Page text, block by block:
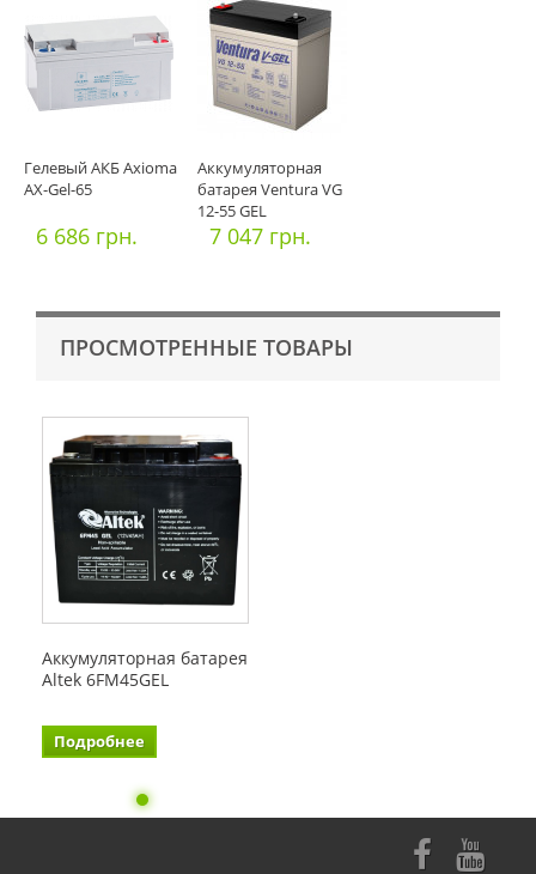
Гелевый АКБ Axioma
AX-Gel-65
6 686 грн.
Аккумуляторная
батарея Ventura VG
12-55 GEL
7 047 грн.
ПРОСМОТРЕННЫЕ ТОВАРЫ
Аккумуляторная батарея
Altek 6FM45GEL
Подробнее